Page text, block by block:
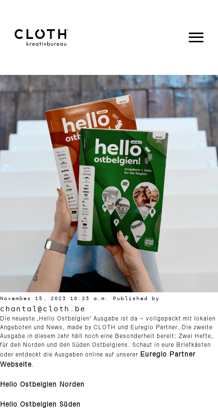
kreativbureau
- Wir sind
eine junge,
kreative
Werbeagentur
aus Eupen.
November 15, 2023 10:23 a.m. Published by
chantal@cloth.be
Die neueste ‚Hello Ostbelgien‘ Ausgabe ist da – vollgepackt mit lokalen
Angeboten und News, made by CLOTH und Euregio Partner. Die zweite
Ausgabe in diesem Jahr hält noch eine Besonderheit bereit: Zwei Hefte,
für den Norden und den Süden Ostbelgiens. Schaut in eure Briefkästen
oder entdeckt die Ausgaben online auf unserer Euregio Partner
Webseite.
Hello Ostbelgien Norden
Hello Ostbelgien Süden